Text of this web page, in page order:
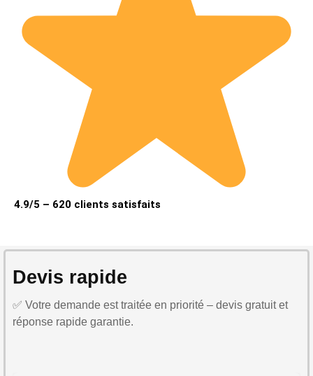
4.9/5 – 620 clients satisfaits
Devis rapide
✅ Votre demande est traitée en priorité – devis gratuit et
réponse rapide garantie.